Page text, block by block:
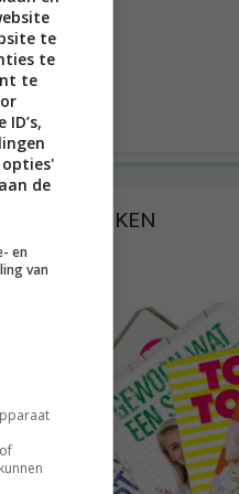
BOEKEN
te
te
te
de
en
van